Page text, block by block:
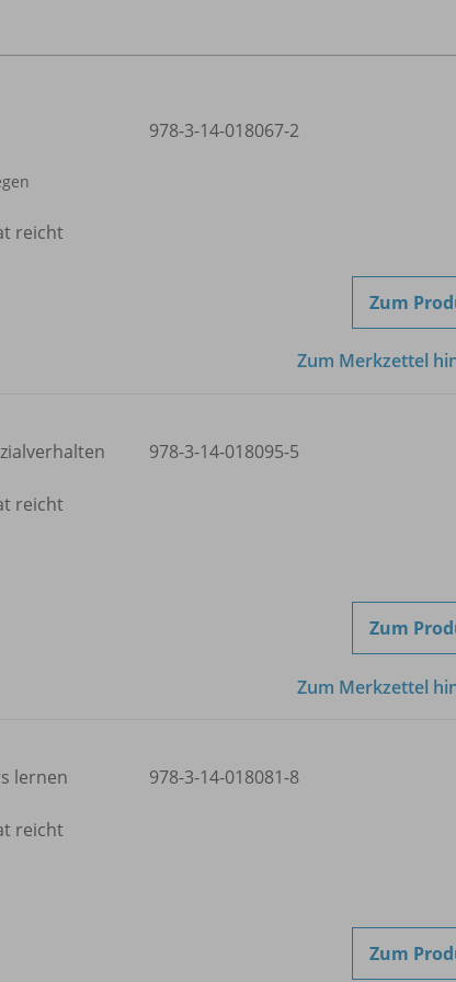
reicht
978-3-14-018067-2
Zum
Zum Merkzettel
reicht
978-3-14-018095-5
Zum
Zum Merkzettel
lernen
reicht
978-3-14-018081-8
Zum